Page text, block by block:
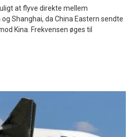
at flyve direkte mellem
Shanghai, da China Eastern sendte
Kina. Frekvensen øges til